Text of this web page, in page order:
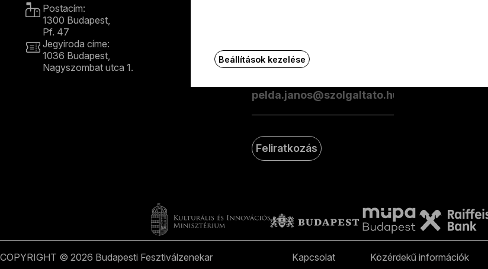
Postacím:
1300 Budapest,
Pf. 47
Jegyiroda címe:
1036 Budapest,
Nagyszombat utca 1.
E-mail-cím
Feliratkozás
COPYRIGHT © 2026 Budapesti Fesztiválzenekar Kapcsolat Közérdekű információk
Beállítások kezelése